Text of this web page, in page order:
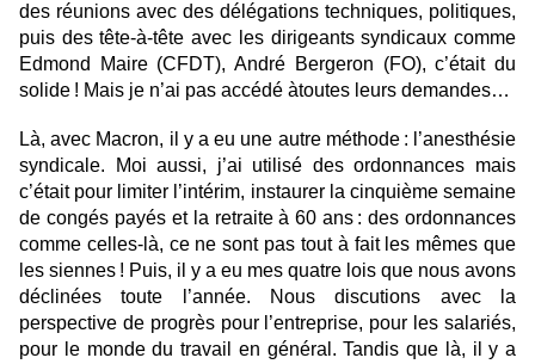
des réunions avec des délégations techniques, politiques,
puis des tête-à-tête avec les dirigeants syndicaux comme
Edmond Maire (CFDT), André Bergeron (FO), c’était du
solide ! Mais je n’ai pas accédé àtoutes leurs demandes…
Là, avec Macron, il y a eu une autre méthode : l’anesthésie
syndicale. Moi aussi, j’ai utilisé des ordonnances mais
c’était pour limiter l’intérim, instaurer la cinquième semaine
de congés payés et la retraite à 60 ans : des ordonnances
comme celles-là, ce ne sont pas tout à fait les mêmes que
les siennes ! Puis, il y a eu mes quatre lois que nous avons
déclinées toute l’année. Nous discutions avec la
perspective de progrès pour l’entreprise, pour les salariés,
pour le monde du travail en général. Tandis que là, il y a